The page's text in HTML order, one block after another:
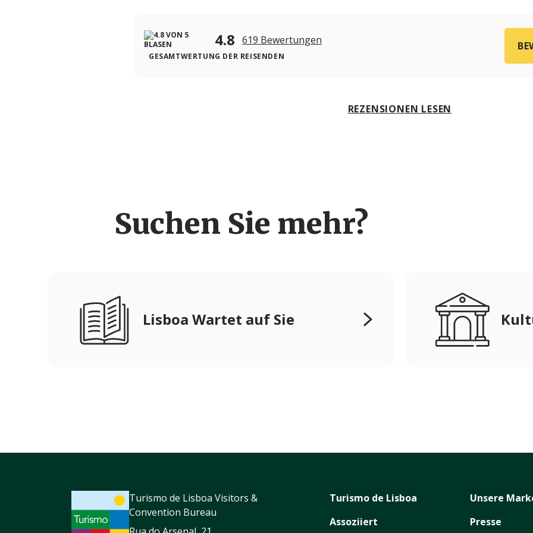
4.8 619 Bewertungen
GESAMTWERTUNG DER REISENDEN
REZENSIONEN LESEN
Suchen Sie mehr?
Lisboa Wartet auf Sie
Turismo de Lisboa Visitors &
Convention Bureau
Turismo de Lisboa
Assoziiert
Unsere
Presse